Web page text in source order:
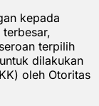
kepada
terbesar,
terpilih
dilakukan
oleh Otoritas